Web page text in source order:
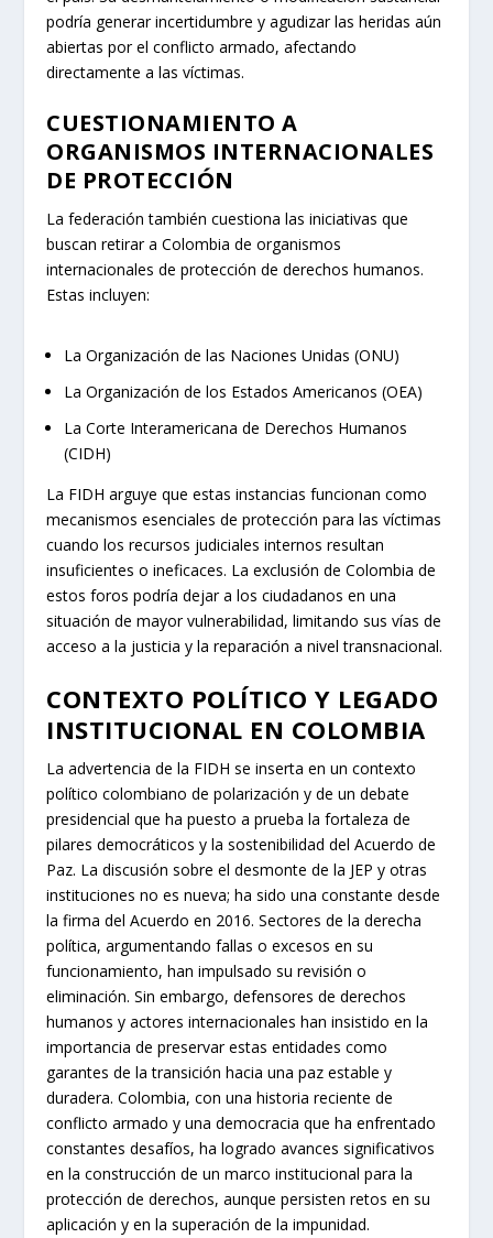
podría generar incertidumbre y agudizar las heridas aún
abiertas por el conflicto armado, afectando
directamente a las víctimas.
CUESTIONAMIENTO A
ORGANISMOS INTERNACIONALES
DE PROTECCIÓN
La federación también cuestiona las iniciativas que
buscan retirar a Colombia de organismos
internacionales de protección de derechos humanos.
Estas incluyen:
La Organización de las Naciones Unidas (ONU)
La Organización de los Estados Americanos (OEA)
La Corte Interamericana de Derechos Humanos
(CIDH)
La FIDH arguye que estas instancias funcionan como
mecanismos esenciales de protección para las víctimas
cuando los recursos judiciales internos resultan
insuficientes o ineficaces. La exclusión de Colombia de
estos foros podría dejar a los ciudadanos en una
situación de mayor vulnerabilidad, limitando sus vías de
acceso a la justicia y la reparación a nivel transnacional.
CONTEXTO POLÍTICO Y LEGADO
INSTITUCIONAL EN COLOMBIA
La advertencia de la FIDH se inserta en un contexto
político colombiano de polarización y de un debate
presidencial que ha puesto a prueba la fortaleza de
pilares democráticos y la sostenibilidad del Acuerdo de
Paz. La discusión sobre el desmonte de la JEP y otras
instituciones no es nueva; ha sido una constante desde
la firma del Acuerdo en 2016. Sectores de la derecha
política, argumentando fallas o excesos en su
funcionamiento, han impulsado su revisión o
eliminación. Sin embargo, defensores de derechos
humanos y actores internacionales han insistido en la
importancia de preservar estas entidades como
garantes de la transición hacia una paz estable y
duradera. Colombia, con una historia reciente de
conflicto armado y una democracia que ha enfrentado
constantes desafíos, ha logrado avances significativos
en la construcción de un marco institucional para la
protección de derechos, aunque persisten retos en su
aplicación y en la superación de la impunidad.